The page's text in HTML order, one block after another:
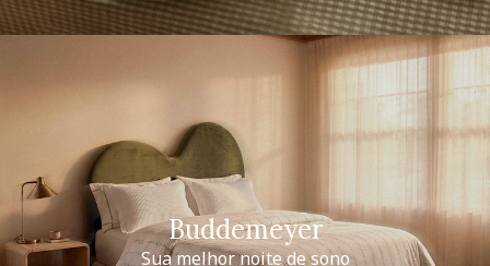
Buddemeyer
Sua melhor noite de sono